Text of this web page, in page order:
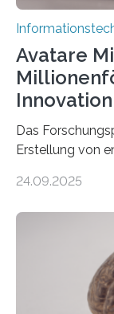
Avatare
Innovation
Das
Erstellung von
Förderung in
der Universität
der MindPort
Lösung zur
Avatare. Gen-
24.09.2025